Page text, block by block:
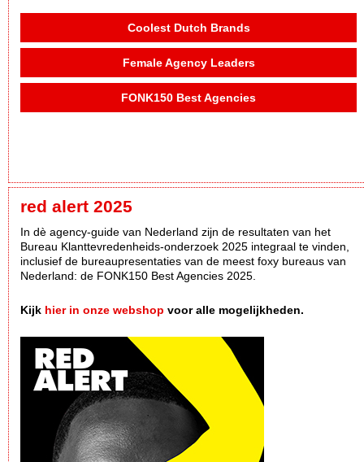
Coolest Dutch Brands
Female Agency Leaders
FONK150 Best Agencies
red alert 2025
In dè agency-guide van Nederland zijn de resultaten van het
Bureau Klanttevredenheids-onderzoek 2025 integraal te vinden,
inclusief de bureaupresentaties van de meest foxy bureaus van
Nederland: de FONK150 Best Agencies 2025.
Kijk hier in onze webshop voor alle mogelijkheden.